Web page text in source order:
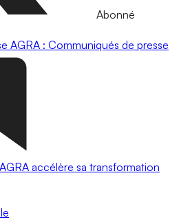
Abonné
AGRA : Communiqués de presse
accélère sa transformation